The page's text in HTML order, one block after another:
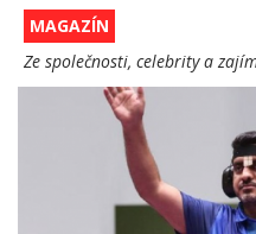
MAGAZÍN
Ze společnosti, celebrity a